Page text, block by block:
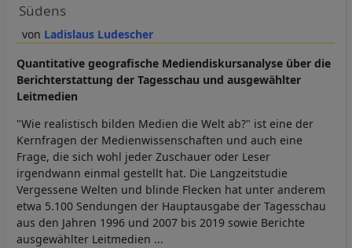
Ladislaus Ludescher
Südens
Quantitative geografische Mediendiskursanalyse über die
Berichterstattung der Tagesschau und ausgewählter
Leitmedien
"Wie realistisch bilden Medien die Welt ab?" ist eine der
Kernfragen der Medienwissenschaften und auch eine
Frage, die sich wohl jeder Zuschauer oder Leser
irgendwann einmal gestellt hat. Die Langzeitstudie
Vergessene Welten und blinde Flecken hat unter anderem
etwa 5.100 Sendungen der Hauptausgabe der Tagesschau
aus den Jahren 1996 und 2007 bis 2019 sowie Berichte
ausgewählter Leitmedien ...